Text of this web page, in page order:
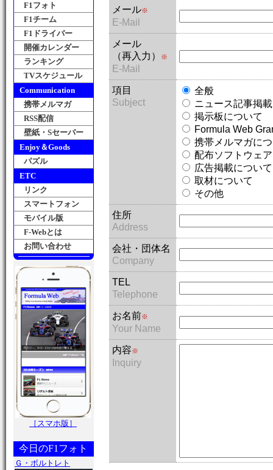
F1フォト
F1チーム
F1ドライバー
開催カレンダー
ランキング
TVスケジュール
Communication
携帯メルマガ
RSS配信
壁紙・Sセーバー
Enjoy＆Goods
パズル
ETC
リンク
スマートフォン
モバイル版
F-Webとは
お問い合わせ
［スマホ版］
今日のF1フォト
Ｇ・ボルトレト
メール※
E-Mail
メール
（再入力）
※
E-Mail
項目
Subject
全般
ニュース記事掲
掲示板について
Formula Web
携帯メルマガに
配布ソフトウェ
広告掲載について
取材について
その他
住所
Address
会社・団体名
Company
TEL
Telephone
お名前※
Your Name
内容※
Inquiry